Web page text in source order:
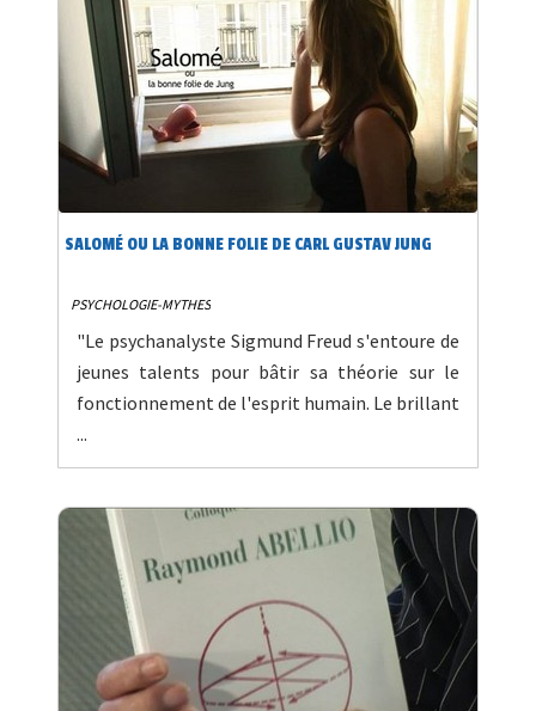
SALOMÉ OU LA BONNE FOLIE DE CARL GUSTAV JUNG
PSYCHOLOGIE-MYTHES
"Le psychanalyste Sigmund Freud s'entoure de
jeunes talents pour bâtir sa théorie sur le
fonctionnement de l'esprit humain. Le brillant
...